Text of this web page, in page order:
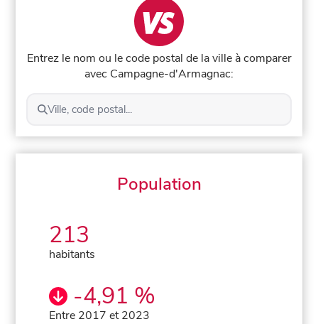
Entrez le nom ou le code postal de la ville à comparer
avec Campagne-d'Armagnac:
Ville, code postal...
Population
213
habitants
-4,91 %
Entre 2017 et 2023